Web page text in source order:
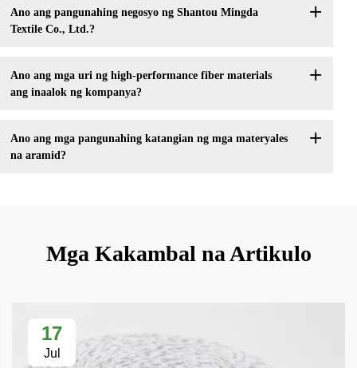
Ano ang pangunahing negosyo ng Shantou Mingda
Textile Co., Ltd.?
Ano ang mga uri ng high-performance fiber materials
ang inaalok ng kompanya?
Ano ang mga pangunahing katangian ng mga materyales
na aramid?
Mga Kakambal na Artikulo
17
Jul